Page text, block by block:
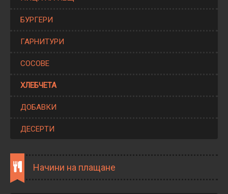
БУРГЕРИ
ГАРНИТУРИ
СОСОВЕ
ХЛЕБЧЕТА
ДОБАВКИ
ДЕСЕРТИ
Начини на плащане